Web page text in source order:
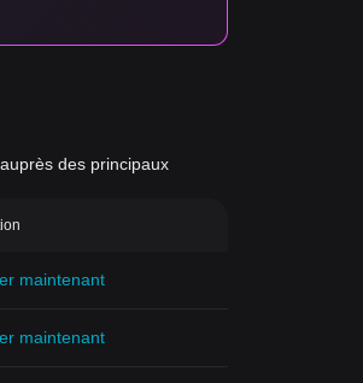
des principaux
maintenant
maintenant